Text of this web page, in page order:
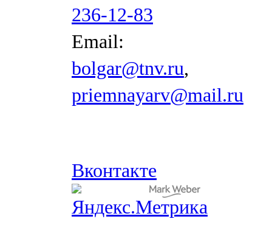
236-12-83
Email:
bolgar@tnv.ru,
priemnayarv@mail.ru
Вконтакте